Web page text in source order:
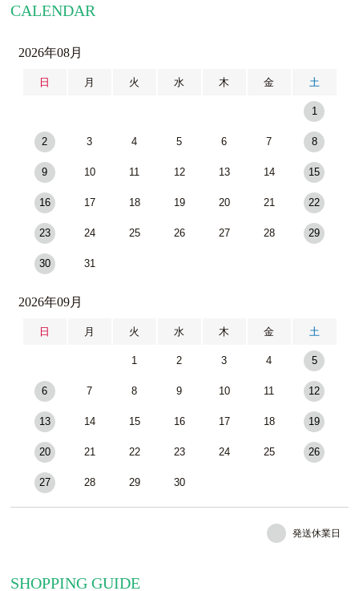
CALENDAR
2026年08月
日 月 火 水 木 金 土
1
2 3 4 5 6 7 8
9 10 11 12 13 14 15
16 17 18 19 20 21 22
23 24 25 26 27 28 29
30 31
2026年09月
日 月 火 水 木 金 土
1 2 3 4 5
6 7 8 9 10 11 12
13 14 15 16 17 18 19
20 21 22 23 24 25 26
27 28 29 30
発送休業日
SHOPPING GUIDE